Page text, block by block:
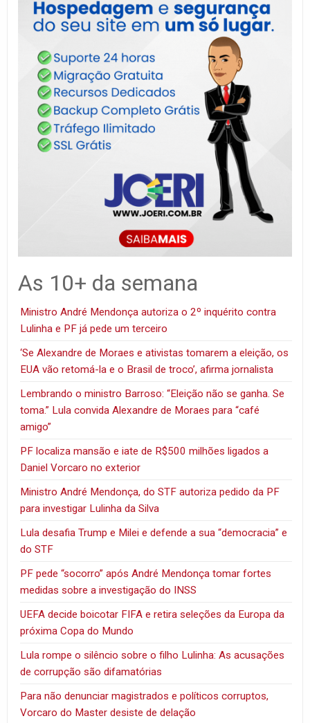
As 10+ da semana
Ministro André Mendonça autoriza o 2º inquérito contra
Lulinha e PF já pede um terceiro
‘Se Alexandre de Moraes e ativistas tomarem a eleição, os
EUA vão retomá-la e o Brasil de troco’, afirma jornalista
Lembrando o ministro Barroso: “Eleição não se ganha. Se
toma.” Lula convida Alexandre de Moraes para “café
amigo”
PF localiza mansão e iate de R$500 milhões ligados a
Daniel Vorcaro no exterior
Ministro André Mendonça, do STF autoriza pedido da PF
para investigar Lulinha da Silva
Lula desafia Trump e Milei e defende a sua “democracia” e
do STF
PF pede “socorro” após André Mendonça tomar fortes
medidas sobre a investigação do INSS
UEFA decide boicotar FIFA e retira seleções da Europa da
próxima Copa do Mundo
Lula rompe o silêncio sobre o filho Lulinha: As acusações
de corrupção são difamatórias
Para não denunciar magistrados e políticos corruptos,
Vorcaro do Master desiste de delação